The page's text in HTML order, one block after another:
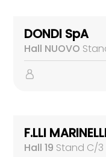
DONDI SpA
Hall NUOVO
F.LLI
Hall 19 Stand C/3